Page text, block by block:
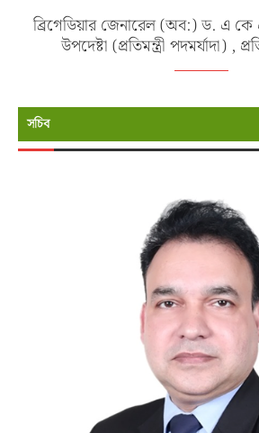
ব্রিগেডিয়ার জেনারেল (অব:) ড. এ
উপদেষ্টা (প্রতিমন্ত্রী পদমর্যাদা) ,
সচিব